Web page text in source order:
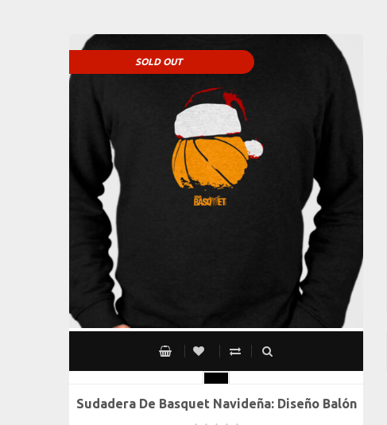
SOLD OUT
CH M G XG XXG
Sudadera De Basquet Navideña: Diseño Balón